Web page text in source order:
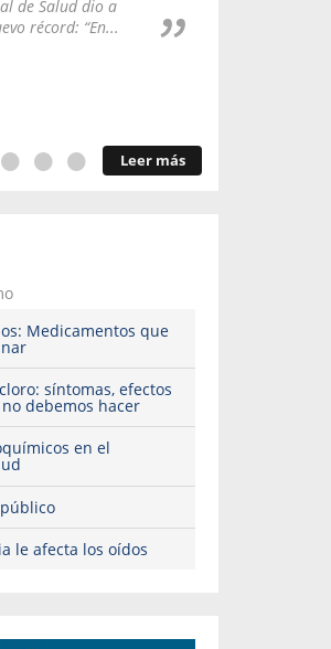
de Salud dio a
récord: “En...
Leer más
Medicamentos que
síntomas, efectos
debemos hacer
en el
le afecta los oídos